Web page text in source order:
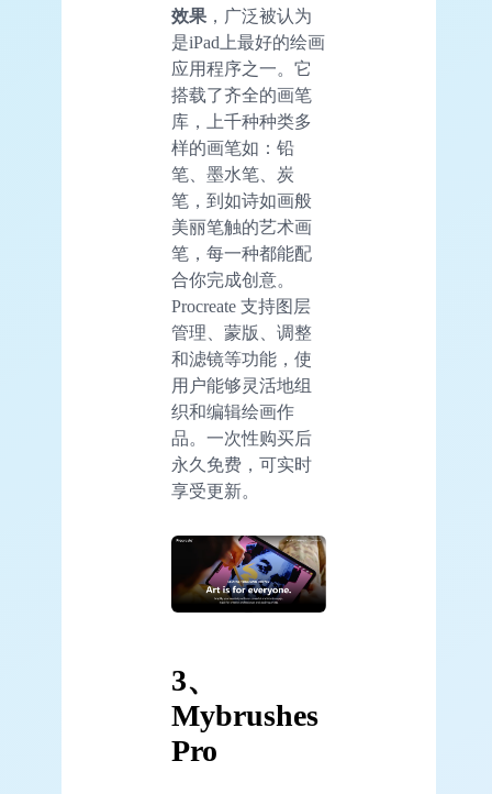
效果 ，广泛被认为
是iPad上最好的绘画
应用程序之一。它
搭载了齐全的画笔
库，上千种种类多
样的画笔如：铅
笔、墨水笔、炭
笔，到如诗如画般
美丽笔触的艺术画
笔，每一种都能配
合你完成创意。
Procreate 支持图层
管理、蒙版、调整
和滤镜等功能，使
用户能够灵活地组
织和编辑绘画作
品。一次性购买后
永久免费，可实时
享受更新。
3、
Mybrushes
Pro